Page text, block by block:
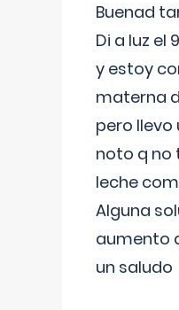
Buenad
Di a luz el
y estoy
materna
pero llevo
noto q
leche
Alguna
aumento
un saludo